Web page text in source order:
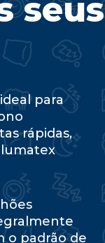
seus
para
rápidas,
o padrão de